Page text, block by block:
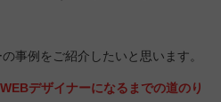
事例をご紹介したいと思います。
デザイナーになるまでの道のり